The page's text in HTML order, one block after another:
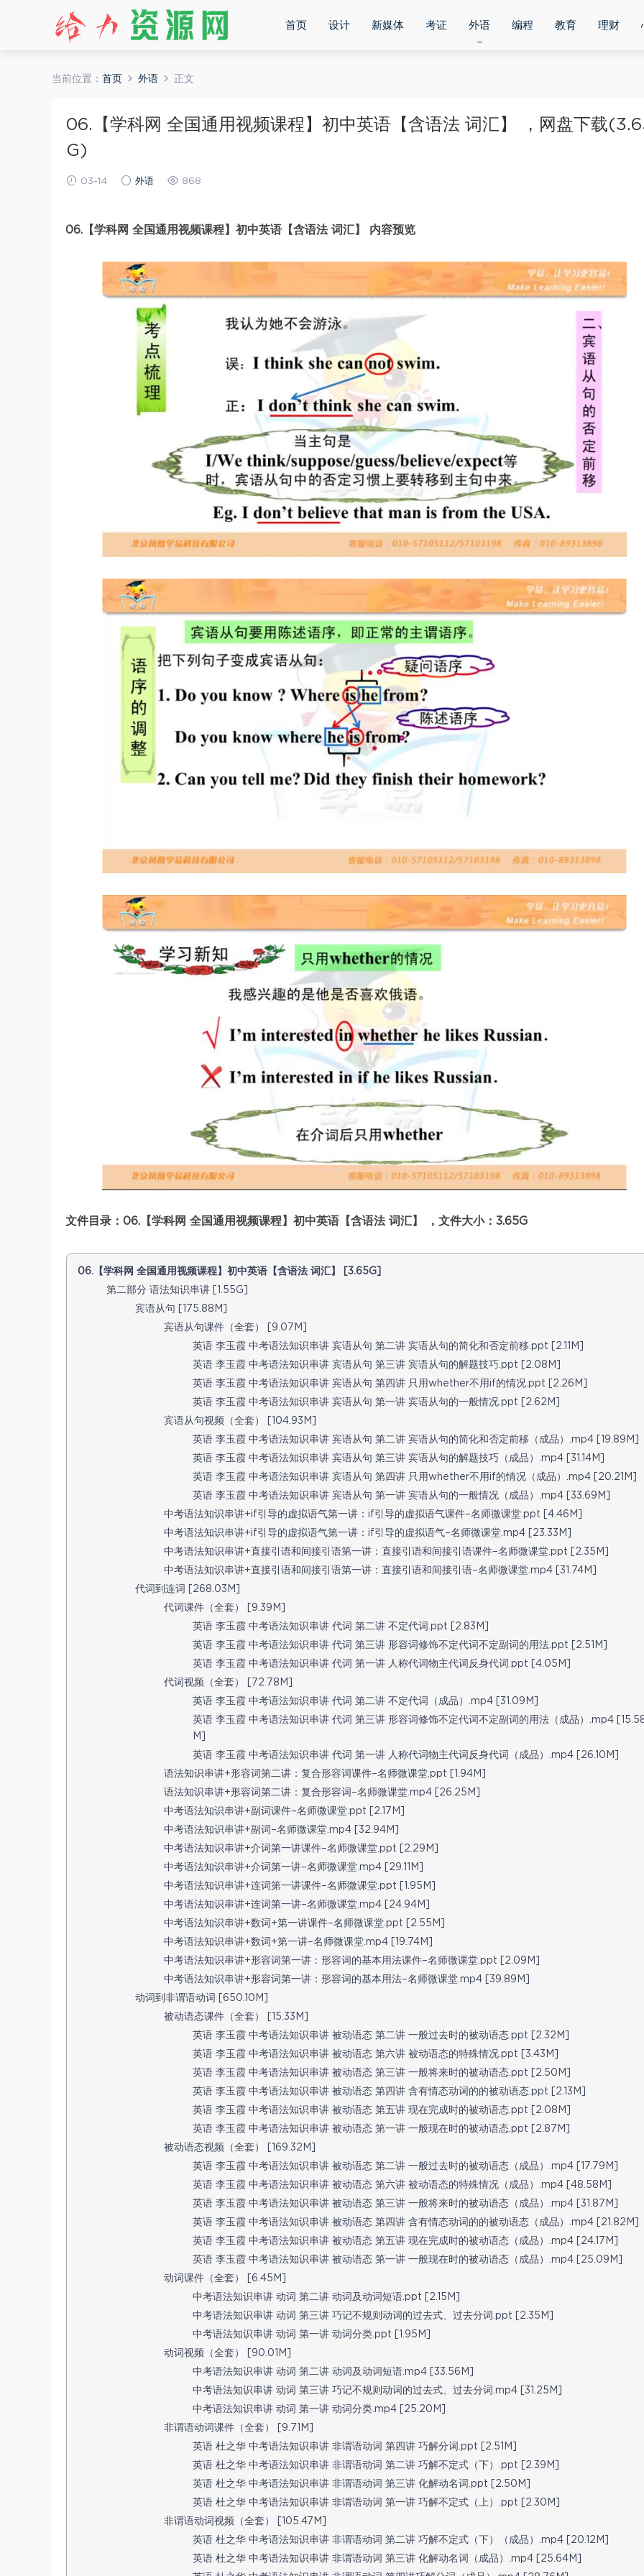
首页 设计 新媒体 考证 外语 编程 教育 理财
当前位置： 首页 外语 正文
06.【学科网 全国通用视频课程】初中英语【含语法 词汇】 ，网盘下载
G)
03-14 外语 868
06.【学科网 全国通用视频课程】初中英语【含语法 词汇】 内容预览
文件目录：06.【学科网 全国通用视频课程】初中英语【含语法 词汇】 ，文件大小：3.65G
06.【学科网 全国通用视频课程】初中英语【含语法 词汇】 [3.65G]
第二部分 语法知识串讲 [1.55G]
宾语从句 [175.88M]
宾语从句课件（全套） [9.07M]
英语 李玉霞 中考语法知识串讲 宾语从句 第二讲 宾语从句的简化和否定前移.ppt [2.11M]
英语 李玉霞 中考语法知识串讲 宾语从句 第三讲 宾语从句的解题技巧.ppt [2.08M]
英语 李玉霞 中考语法知识串讲 宾语从句 第四讲 只用whether不用if的情况.ppt [2.26M]
英语 李玉霞 中考语法知识串讲 宾语从句 第一讲 宾语从句的一般情况.ppt [2.62M]
宾语从句视频（全套） [104.93M]
英语 李玉霞 中考语法知识串讲 宾语从句 第二讲 宾语从句的简化和否定前移（成品）.mp4 [19.89M]
英语 李玉霞 中考语法知识串讲 宾语从句 第三讲 宾语从句的解题技巧（成品）.mp4 [31.14M]
英语 李玉霞 中考语法知识串讲 宾语从句 第四讲 只用whether不用if的情况（成品）.mp4 [20.21M]
英语 李玉霞 中考语法知识串讲 宾语从句 第一讲 宾语从句的一般情况（成品）.mp4 [33.69M]
中考语法知识串讲+if引导的虚拟语气第一讲：if引导的虚拟语气课件–名师微课堂.ppt [4.46M]
中考语法知识串讲+if引导的虚拟语气第一讲：if引导的虚拟语气–名师微课堂.mp4 [23.33M]
中考语法知识串讲+直接引语和间接引语第一讲：直接引语和间接引语课件–名师微课堂.ppt [2.35M]
中考语法知识串讲+直接引语和间接引语第一讲：直接引语和间接引语–名师微课堂.mp4 [31.74M]
代词到连词 [268.03M]
代词课件（全套） [9.39M]
英语 李玉霞 中考语法知识串讲 代词 第二讲 不定代词.ppt [2.83M]
英语 李玉霞 中考语法知识串讲 代词 第三讲 形容词修饰不定代词不定副词的用法.ppt [2.51M]
英语 李玉霞 中考语法知识串讲 代词 第一讲 人称代词物主代词反身代词.ppt [4.05M]
代词视频（全套） [72.78M]
英语 李玉霞 中考语法知识串讲 代词 第二讲 不定代词（成品）.mp4 [31.09M]
英语 李玉霞 中考语法知识串讲 代词 第三讲 形容词修饰不定代词不定副词的用法（成品）.mp4
M]
英语 李玉霞 中考语法知识串讲 代词 第一讲 人称代词物主代词反身代词（成品）.mp4 [26.10M]
语法知识串讲+形容词第二讲：复合形容词课件–名师微课堂.ppt [1.94M]
语法知识串讲+形容词第二讲：复合形容词–名师微课堂.mp4 [26.25M]
中考语法知识串讲+副词课件–名师微课堂.ppt [2.17M]
中考语法知识串讲+副词–名师微课堂.mp4 [32.94M]
中考语法知识串讲+介词第一讲课件–名师微课堂.ppt [2.29M]
中考语法知识串讲+介词第一讲–名师微课堂.mp4 [29.11M]
中考语法知识串讲+连词第一讲课件–名师微课堂.ppt [1.95M]
中考语法知识串讲+连词第一讲–名师微课堂.mp4 [24.94M]
中考语法知识串讲+数词+第一讲课件–名师微课堂.ppt [2.55M]
中考语法知识串讲+数词+第一讲–名师微课堂.mp4 [19.74M]
中考语法知识串讲+形容词第一讲：形容词的基本用法课件–名师微课堂.ppt [2.09M]
中考语法知识串讲+形容词第一讲：形容词的基本用法–名师微课堂.mp4 [39.89M]
动词到非谓语动词 [650.10M]
被动语态课件（全套） [15.33M]
英语 李玉霞 中考语法知识串讲 被动语态 第二讲 一般过去时的被动语态.ppt [2.32M]
英语 李玉霞 中考语法知识串讲 被动语态 第六讲 被动语态的特殊情况.ppt [3.43M]
英语 李玉霞 中考语法知识串讲 被动语态 第三讲 一般将来时的被动语态.ppt [2.50M]
英语 李玉霞 中考语法知识串讲 被动语态 第四讲 含有情态动词的的被动语态.ppt [2.13M]
英语 李玉霞 中考语法知识串讲 被动语态 第五讲 现在完成时的被动语态.ppt [2.08M]
英语 李玉霞 中考语法知识串讲 被动语态 第一讲 一般现在时的被动语态.ppt [2.87M]
被动语态视频（全套） [169.32M]
英语 李玉霞 中考语法知识串讲 被动语态 第二讲 一般过去时的被动语态（成品）.mp4 [17.79M]
英语 李玉霞 中考语法知识串讲 被动语态 第六讲 被动语态的特殊情况（成品）.mp4 [48.58M]
英语 李玉霞 中考语法知识串讲 被动语态 第三讲 一般将来时的被动语态（成品）.mp4 [31.87M]
英语 李玉霞 中考语法知识串讲 被动语态 第四讲 含有情态动词的的被动语态（成品）.mp4 [21.82M]
英语 李玉霞 中考语法知识串讲 被动语态 第五讲 现在完成时的被动语态（成品）.mp4 [24.17M]
英语 李玉霞 中考语法知识串讲 被动语态 第一讲 一般现在时的被动语态（成品）.mp4 [25.09M]
动词课件（全套） [6.45M]
中考语法知识串讲 动词 第二讲 动词及动词短语.ppt [2.15M]
中考语法知识串讲 动词 第三讲 巧记不规则动词的过去式、过去分词.ppt [2.35M]
中考语法知识串讲 动词 第一讲 动词分类.ppt [1.95M]
动词视频（全套） [90.01M]
中考语法知识串讲 动词 第二讲 动词及动词短语.mp4 [33.56M]
中考语法知识串讲 动词 第三讲 巧记不规则动词的过去式、过去分词.mp4 [31.25M]
中考语法知识串讲 动词 第一讲 动词分类.mp4 [25.20M]
非谓语动词课件（全套） [9.71M]
英语 杜之华 中考语法知识串讲 非谓语动词 第四讲 巧解分词.ppt [2.51M]
英语 杜之华 中考语法知识串讲 非谓语动词 第二讲 巧解不定式（下）.ppt [2.39M]
英语 杜之华 中考语法知识串讲 非谓语动词 第三讲 化解动名词.ppt [2.50M]
英语 杜之华 中考语法知识串讲 非谓语动词 第一讲 巧解不定式（上）.ppt [2.30M]
非谓语动词视频（全套） [105.47M]
英语 杜之华 中考语法知识串讲 非谓语动词 第二讲 巧解不定式（下）（成品）.mp4 [20.12M]
英语 杜之华 中考语法知识串讲 非谓语动词 第三讲 化解动名词（成品）.mp4 [25.64M]